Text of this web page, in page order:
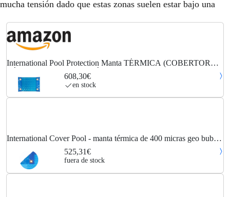
mucha tensión dado que estas zonas suelen estar bajo una
International Pool Protection Manta TÉRMICA (COBERTOR
TÉRMICO-Cubierta ISOTÉRMICA-TOLDO para Piscina) DE
400 MICRAS Geo Bubble con Refuerzo EN LOS Lados...
608,30€
en stock
International Cover Pool - manta térmica de 400 micras geo bubble
con refuerzo en los lados estrechos (8x6m)
525,31€
fuera de stock